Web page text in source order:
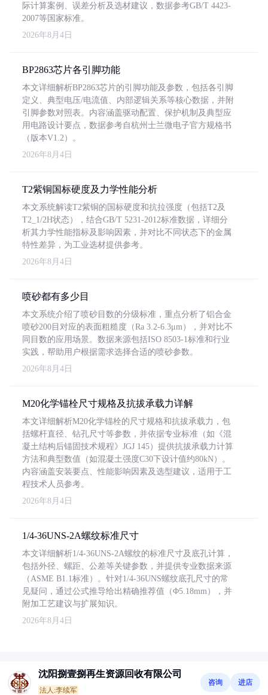
际计算案例、误差分析及选材建议，数据参考GB/T 4423-
2007等国家标准。
2026年8月4日
BP2863芯片各引脚功能
本文详细解析BP2863芯片的引脚功能及参数，包括各引脚
定义、典型电压/电流值、内部逻辑关系等核心数据，并附
引脚参数对照表。内容涵盖驱动配置、保护机制及典型应
用电路设计要点，数据参考自杭州士兰微电子官方规格书
（版本V1.2）。
2026年8月4日
T2紫铜国标硬度及力学性能分析
本文系统解读T2紫铜的国标硬度和抗拉强度（包括T2及
T2_1/2H状态），结合GB/T 5231-2012标准数据，详细分
析其力学性能指标及影响因素，并对比不同状态下的金属
特性差异，为工业选材提供参考。
2026年8月4日
喷砂都有多少目
本文系统介绍了喷砂目数的分级标准，重点分析了铝合金
喷砂200目对应的表面粗糙度（Ra 3.2-6.3μm），并对比不
同目数的应用场景。数据来源包括ISO 8503-1标准和行业
实践，帮助用户根据需求选择合适的喷砂参数。
2026年8月4日
M20化学锚栓尺寸规格及抗拔承载力详解
本文详细解析M20化学锚栓的尺寸规格和抗拔承载力，包
括螺杆直径、钻孔尺寸等参数，并依据专业标准（如《混
凝土结构后锚固技术规程》JGJ 145）提供抗拔承载力计算
方法和典型数值（如混凝土强度C30下设计值约80kN）。
内容涵盖安装要点、性能影响因素及选型建议，适用于工
程技术人员参考。
2026年8月4日
1/4-36UNS-2A螺纹标准尺寸
本文详细解析1/4-36UNS-2A螺纹的标准尺寸及底孔计算，
包括外径、螺距、公差等关键参数，并提供专业数据来源
（ASME B1.1标准）。针对1/4-36UNS螺纹底孔尺寸的常
见疑问，通过公式推导给出精确推荐值（Φ5.18mm），并
附加工艺建议与扩展知识。
2026年8月4日
沈阳捌壹捌再生资源回收有限公司
法人:李续军
咨询 进店